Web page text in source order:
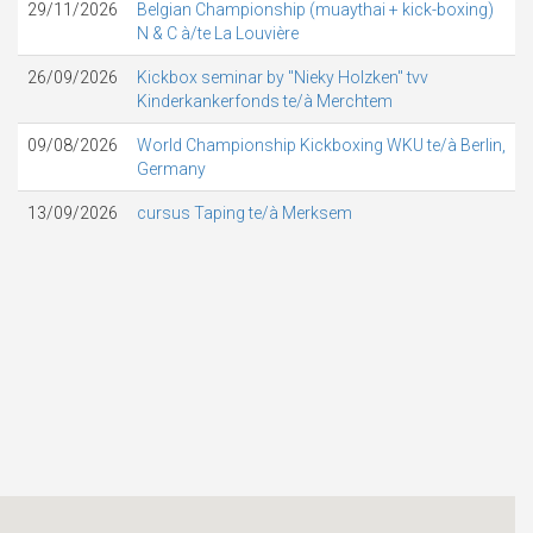
29/11/2026
Belgian Championship (muaythai + kick-boxing)
N & C à/te La Louvière
26/09/2026
Kickbox seminar by "Nieky Holzken" tvv
Kinderkankerfonds te/à Merchtem
09/08/2026
World Championship Kickboxing WKU te/à Berlin,
Germany
13/09/2026 cursus Taping te/à Merksem